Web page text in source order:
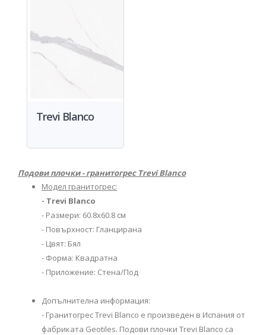
Trevi Blanco
Подови плочки - гранитогрес Trevi Blanco
Модел гранитогрес:
- Trevi Blancо
- Размери: 60.8x60.8 см
- Повърхност: Гланцирана
- Цвят: Бял
- Форма: Квадратна
- Приложение: Стена/Под
Допълнителна информация:
- Гранитогрес Trevi Blanco е произведен в Испания от
фабриката Geotiles. Подови плочки Trevi Blanco са